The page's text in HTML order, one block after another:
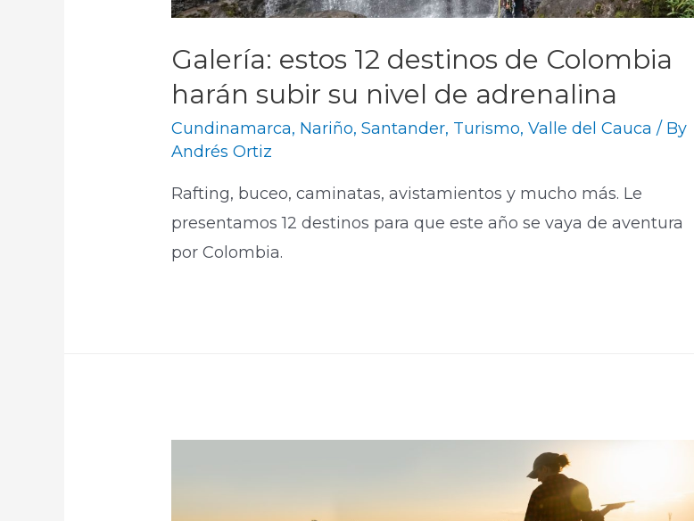
Galería: estos 12 destinos de Colombia
harán subir su nivel de adrenalina
Cundinamarca, Nariño,Santander, Turismo,Valle del Cauca / By
Andrés Ortiz
Rafting, buceo, caminatas, avistamientos y mucho más. Le
presentamos 12 destinos para que este año se vaya de aventura
por Colombia.